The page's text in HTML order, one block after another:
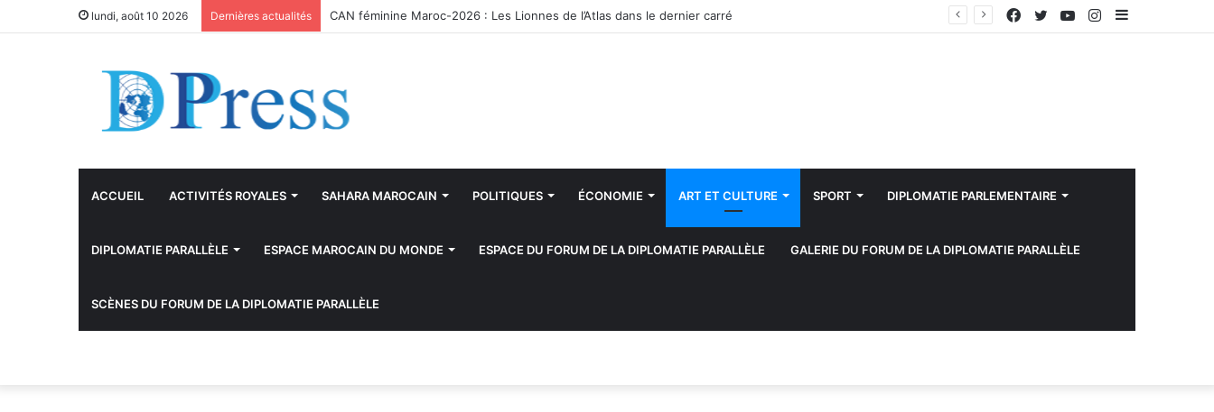
lundi, août 10 2026 Dernières actualités CAN féminine Maroc-2026 : Les Lionnes de l’Atlas dans le dernier carré
Sidebar
Instagram
YouTube
Twitter
Facebook
ACCUEIL ACTIVITÉS ROYALES SAHARA MAROCAIN POLITIQUES ÉCONOMIE ART ET CULTURE SPORT DIPLOMATIE PARLEMENTAIRE
DIPLOMATIE PARALLÈLE ESPACE MAROCAIN DU MONDE ESPACE DU FORUM DE LA DIPLOMATIE PARALLÈLE GALERIE DU FORUM DE LA DIPLOMATIE PARALLÈLE
SCÈNES DU FORUM DE LA DIPLOMATIE PARALLÈLE